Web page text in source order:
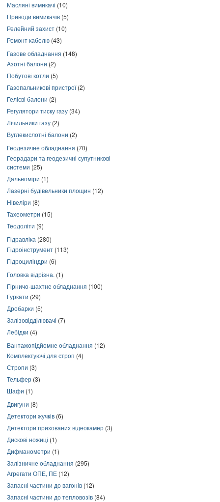
Масляні вимикачі (10)
Приводи вимикачів (5)
Релейний захист (10)
Ремонт кабелю (43)
Газове обладнання (148)
Азотні балони (2)
Побутові котли (5)
Газопальникові пристрої(2)
Гелієві балони (2)
Регулятори тиску газу (34)
Лічильники газу (2)
Вуглекислотні балони (2)
Геодезичне обладнання (70)
Георадари та геодезичні супутникові
системи (25)
Дальноміри (1)
Лазерні будівельники площин (12)
Нівеліри (8)
Тахеометри (15)
Теодоліти (9)
Гідравліка (280)
Гідроінструмент (113)
Гідроциліндри (6)
Головка відрізна. (1)
Гірничо-шахтне обладнання (100)
Гуркати (29)
Дробарки (5)
Залізовідділювачі (7)
Лебідки (4)
Вантажопідйомне обладнання (12)
Комплектуючі для строп (4)
Стропи (3)
Тельфер (3)
Шафи (1)
Двигуни (8)
Детектори жучків (6)
Детектори прихованих відеокамер (3)
Дискові ножиці (1)
Дифманометри (1)
Залізничне обладнання (295)
Агрегати ОПЕ, ПЕ (12)
Запасні частини до вагонів (12)
Запасні частини до тепловозів (84)